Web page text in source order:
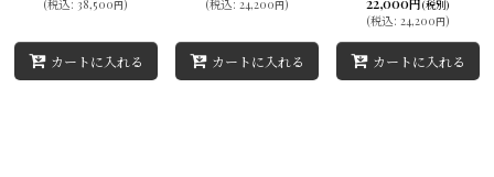
(税込: 38,500円)
カートに入れる
(税込: 24,200円)
カートに入れる
円 (税別)
(税込: 24,200円)
カートに入れる